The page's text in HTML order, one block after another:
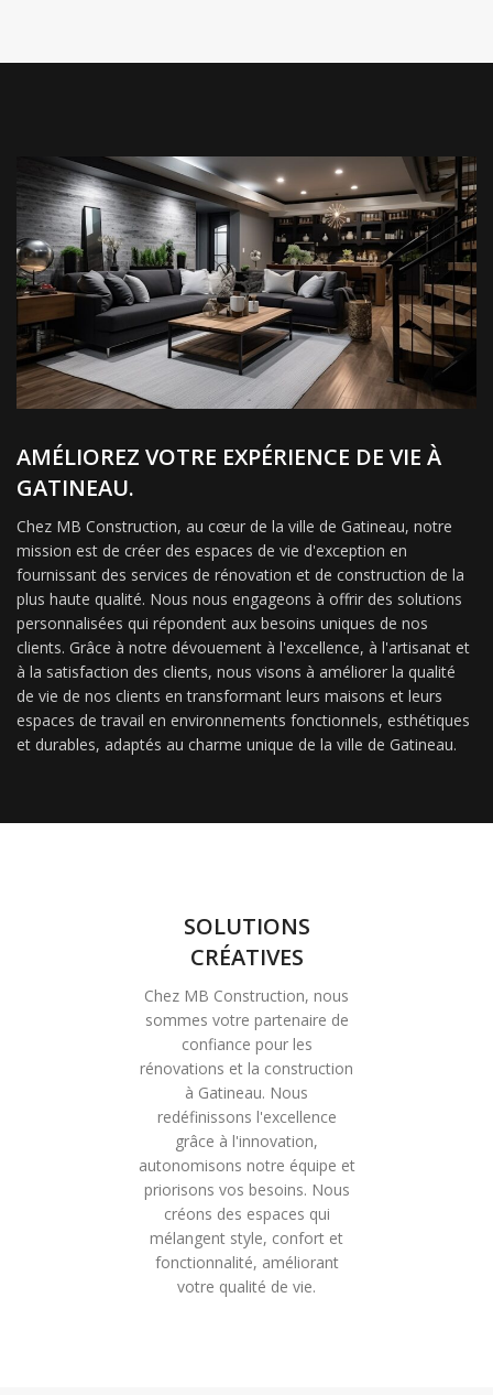
AMÉLIOREZ VOTRE EXPÉRIENCE DE VIE À
GATINEAU.
Chez MB Construction, au cœur de la ville de Gatineau, notre
mission est de créer des espaces de vie d'exception en
fournissant des services de rénovation et de construction de la
plus haute qualité. Nous nous engageons à offrir des solutions
personnalisées qui répondent aux besoins uniques de nos
clients. Grâce à notre dévouement à l'excellence, à l'artisanat et
à la satisfaction des clients, nous visons à améliorer la qualité
de vie de nos clients en transformant leurs maisons et leurs
espaces de travail en environnements fonctionnels, esthétiques
et durables, adaptés au charme unique de la ville de Gatineau.
SOLUTIONS
CRÉATIVES
Chez MB Construction, nous
sommes votre partenaire de
confiance pour les
rénovations et la construction
à Gatineau. Nous
redéfinissons l'excellence
grâce à l'innovation,
autonomisons notre équipe et
priorisons vos besoins. Nous
créons des espaces qui
mélangent style, confort et
fonctionnalité, améliorant
votre qualité de vie.